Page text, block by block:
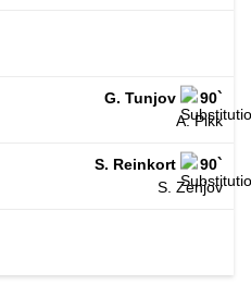
G. Tunjov
90`
A. Pikk
S. Reinkort
90`
S. Zenjov